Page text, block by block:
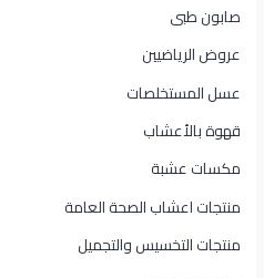
صابون طبى
عروض الرياضيين
عسل المستخلصات
قهوة بالأعشاب
مكسات عشبة
منتجات اعشاب الصحة العامة
منتجات التخسيس والتجميل